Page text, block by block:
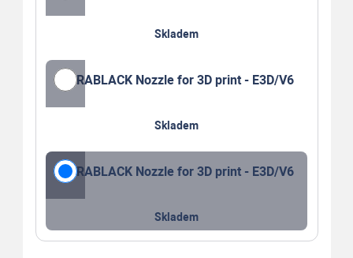
Skladem
DURABLACK Nozzle for 3D print - E3D/V6
Skladem
DURABLACK Nozzle for 3D print - E3D/V6
Skladem